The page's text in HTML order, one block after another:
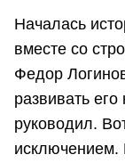
Началась
вместе со
Федор
развивать
руководил.
исключением.